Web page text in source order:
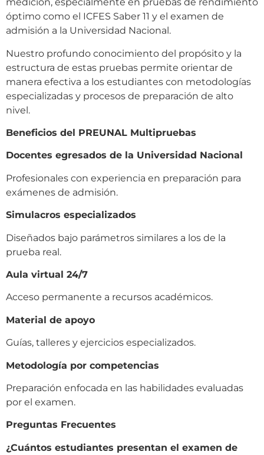
óptimo como el ICFES Saber 11 y el examen de
admisión a la Universidad Nacional.
Nuestro profundo conocimiento del propósito y la
estructura de estas pruebas permite orientar de
manera efectiva a los estudiantes con metodologías
especializadas y procesos de preparación de alto
nivel.
Beneficios del PREUNAL Multipruebas
Docentes egresados de la Universidad Nacional
Profesionales con experiencia en preparación para
exámenes de admisión.
Simulacros especializados
Diseñados bajo parámetros similares a los de la
prueba real.
Aula virtual 24/7
Acceso permanente a recursos académicos.
Material de apoyo
Guías, talleres y ejercicios especializados.
Metodología por competencias
Preparación enfocada en las habilidades evaluadas
por el examen.
Preguntas Frecuentes
¿Cuántos estudiantes presentan el examen de